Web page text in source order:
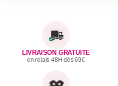
LIVRAISON GRATUITE
en relais 48H dès 69€